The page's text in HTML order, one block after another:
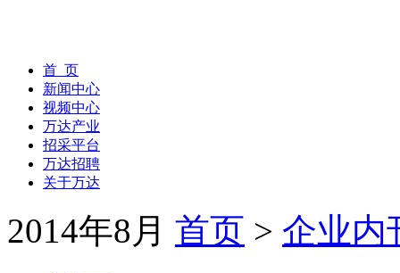
首 页
新闻中心
视频中心
万达产业
招采平台
万达招聘
关于万达
2014年8月 首页 > 企业内